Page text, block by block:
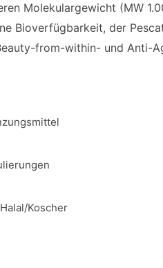
Molekulargewicht (MW
Bioverfügbarkeit, der
from-within- und Anti-
Koscher